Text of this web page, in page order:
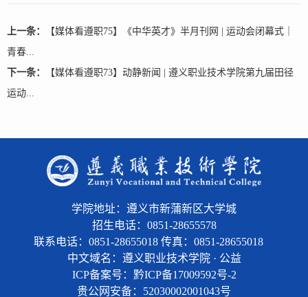
上一条：
【媒体看遵职75】《中华英才》半月刊网 | 运动会闭幕式｜
青春...
下一条：
【媒体看遵职73】动静新闻 | 遵义职业技术学院第九届田径
运动...
学院地址：遵义市新蒲新区大学城
招生电话：0851-28655578
联系电话：0851-28655018 传真：0851-28655018
中文域名：遵义职业技术学院 · 公益
ICP备案号：黔ICP备17009592号-2
贵公网安备： 52030002001043号